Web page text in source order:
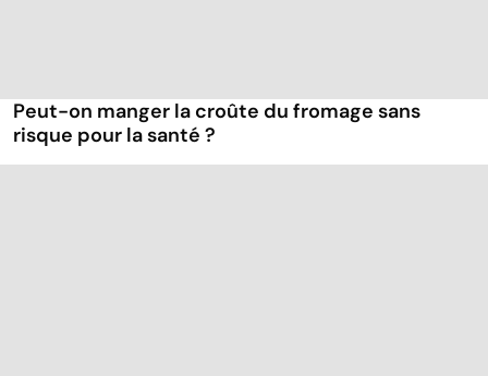
Peut-on manger la croûte du fromage sans
risque pour la santé ?